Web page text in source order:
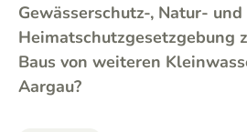
Gewässerschutz-, Natur- und
Heimatschutzgesetzgebung
Baus von weiteren
Aargau?